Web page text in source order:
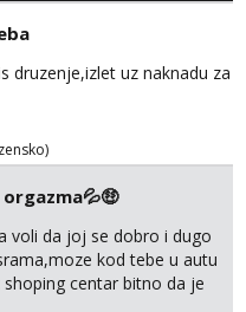
se oslobodi
druzenje,izlet uz naknadu za
voli da joj se dobro i dugo
kod tebe u autu
centar bitno da je